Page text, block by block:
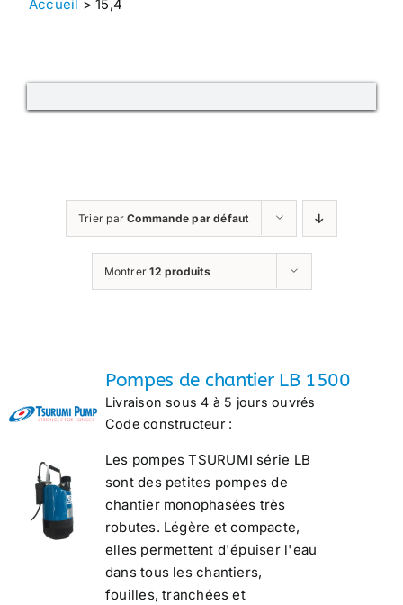
Accueil >15,4
Trier parCommande par défaut
Montrer12 produits
Pompes de chantier LB 1500
Livraison sous 4 à 5 jours ouvrés
Code constructeur :
Les pompes TSURUMI série LB
sont des petites pompes de
chantier monophasées très
robutes. Légère et compacte,
elles permettent d'épuiser l'eau
dans tous les chantiers,
fouilles, tranchées et